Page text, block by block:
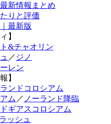
新情報まとめ
りと評価
最新版
】
&チャオリン
／ ジノ
レン
】
ンドコロシアム
ム ／ ノーランド降臨
ギアスコロシアム
ッシュ